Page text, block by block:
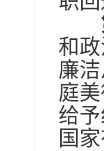
和
廉
庭
给
国